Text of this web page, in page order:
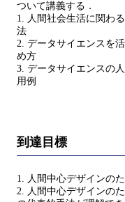
ついて講義する．
1. 人間社会生活に関わ
法
2. データサイエンスを
め方
3. データサイエンスの
用例
到達目標
1. 人間中心デザインの
2. 人間中心デザインの